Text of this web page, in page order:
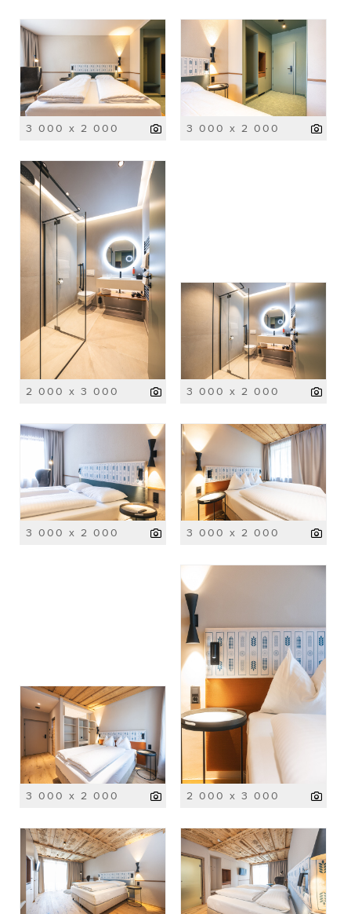
3 000 x 2 000 3 000 x 2 000
2 000 x 3 000 3 000 x 2 000
3 000 x 2 000 3 000 x 2 000
3 000 x 2 000 2 000 x 3 000